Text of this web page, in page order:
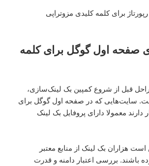
صفحه اول گوگل برای کلمه
قبل از شروع کمپین بک لینک‌سازی،
سایت‌هایی که در صفحه اول گوگل برای
دارند معمولا دارای پروفایل بک لینک
هزاران بک لینک از منابع معتبر
باشند. بررسی اعتبار دامنه و قدرت